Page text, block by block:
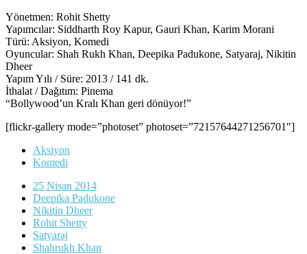
Yönetmen: Rohit Shetty
Yapımcılar: Siddharth Roy Kapur, Gauri Khan, Karim Morani
Türü: Aksiyon, Komedi
Oyuncular: Shah Rukh Khan, Deepika Padukone, Satyaraj, Nikitin
Dheer
Yapım Yılı / Süre: 2013 / 141 dk.
İthalat / Dağıtım: Pinema
“Bollywood’un Kralı Khan geri dönüyor!”
[flickr-gallery mode=”photoset” photoset=”72157644271256701″]
Aksiyon
Komedi
25 Nisan 2014
Deepika Padukone
Nikitin Dheer
Rohit Shetty
Satyaraj
Shahrukh Khan